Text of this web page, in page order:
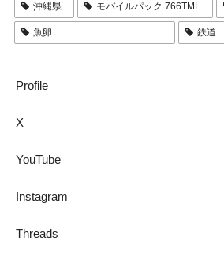
沖縄県 モバイルパック 766TML
魚卵 鉄道
Profile
X
YouTube
Instagram
Threads